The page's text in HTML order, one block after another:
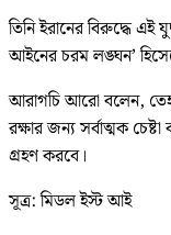
তিনি ইরানের বিরুদ্ধে এই
আইনের চরম লঙ্ঘন’
আরাগচি আরো বলেন,
রক্ষার জন্য সর্বাত্মক
গ্রহণ করবে।
সূত্র: মিডল ইস্ট আই